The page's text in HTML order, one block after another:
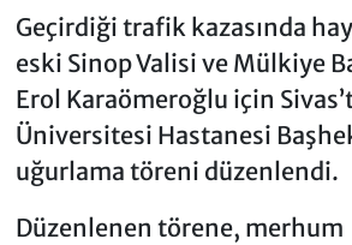
Geçirdiği trafik kazasında
eski Sinop Valisi ve Mülkiye
Erol Karaömeroğlu için
Üniversitesi Hastanesi
uğurlama töreni düzenlendi.
Düzenlenen törene, merhum